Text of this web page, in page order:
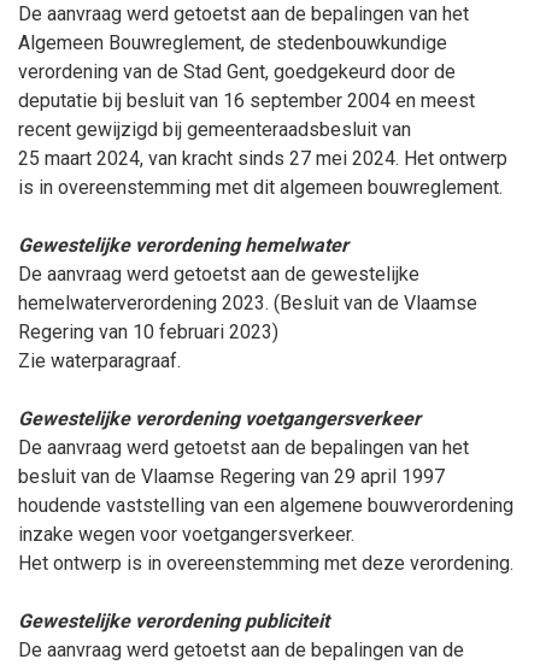
De aanvraag werd getoetst aan de bepalingen van het
Algemeen Bouwreglement, de stedenbouwkundige
verordening van de Stad Gent, goedgekeurd door de
deputatie bij besluit van 16 september 2004 en meest
recent gewijzigd bij gemeenteraadsbesluit van
25 maart 2024, van kracht sinds 27 mei 2024. Het ontwerp
is in overeenstemming met dit algemeen bouwreglement.
Gewestelijke verordening hemelwater
De aanvraag werd getoetst aan de gewestelijke
hemelwaterverordening 2023. (Besluit van de Vlaamse
Regering van 10 februari 2023)
Zie waterparagraaf.
Gewestelijke verordening voetgangersverkeer
De aanvraag werd getoetst aan de bepalingen van het
besluit van de Vlaamse Regering van 29 april 1997
houdende vaststelling van een algemene bouwverordening
inzake wegen voor voetgangersverkeer.
Het ontwerp is in overeenstemming met deze verordening.
Gewestelijke verordening publiciteit
De aanvraag werd getoetst aan de bepalingen van de